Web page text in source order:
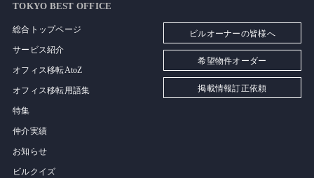
TOKYO BEST OFFICE
総合トップページ
サービス紹介
オフィス移転AtoZ
オフィス移転用語集
特集
仲介実績
お知らせ
ビルクイズ
ビルオーナーの皆様へ
希望物件オーダー
掲載情報訂正依頼